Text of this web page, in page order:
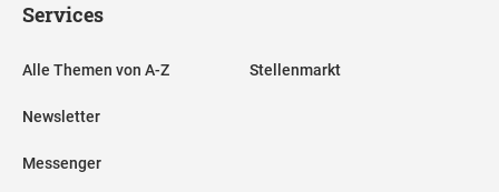
Services
Alle Themen von A-Z
Newsletter
Messenger
Stellenmarkt